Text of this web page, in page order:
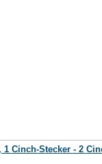
1 Cinch-Stecker - 2